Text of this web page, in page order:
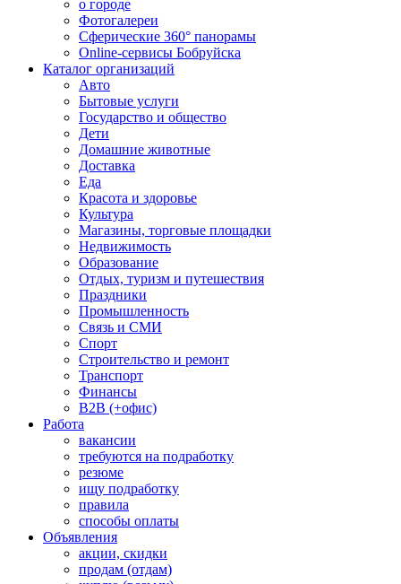
о городе
Фотогалереи
Сферические 360° панорамы
Online-сервисы Бобруйска
Каталог организаций
Авто
Бытовые услуги
Государство и общество
Дети
Домашние животные
Доставка
Еда
Красота и здоровье
Культура
Магазины, торговые площадки
Недвижимость
Образование
Отдых, туризм и путешествия
Праздники
Промышленность
Связь и СМИ
Спорт
Строительство и ремонт
Транспорт
Финансы
B2B (+офис)
Работа
вакансии
требуются на подработку
резюме
ищу подработку
правила
способы оплаты
Объявления
акции, скидки
продам (отдам)